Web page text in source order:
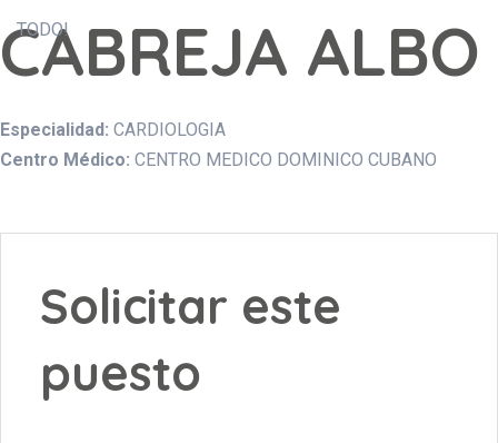
CABREJA ALBO
Especialidad: CARDIOLOGIA
Centro Médico: CENTRO MEDICO DOMINICO CUBANO
Solicitar este
puesto